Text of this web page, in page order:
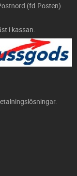
(fd.Posten)
i kassan.